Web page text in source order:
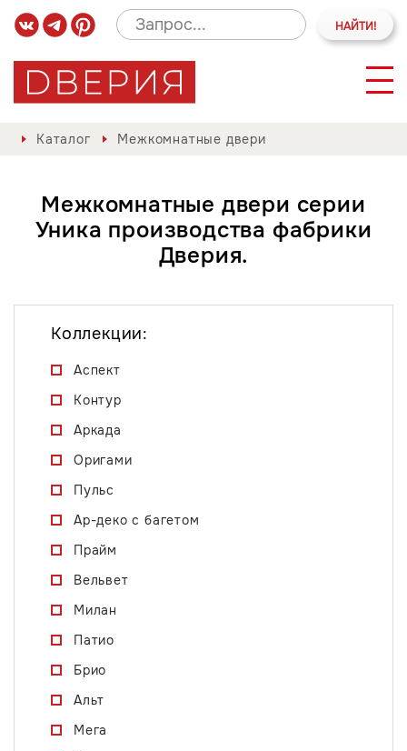
Каталог Межкомнатные двери
Межкомнатные двери серии
Уника производства фабрики
Дверия.
Коллекции:
Аспект
Контур
Аркада
Оригами
Пульс
Ар-деко с багетом
Прайм
Вельвет
Милан
Патио
Брио
Альт
Мега